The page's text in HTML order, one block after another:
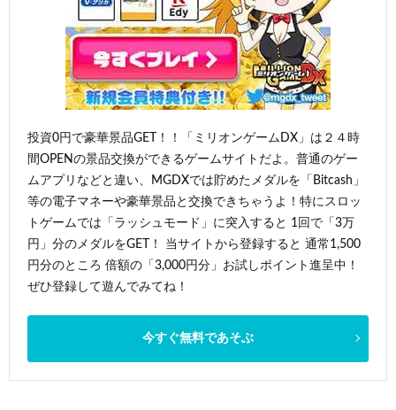
投資0円で豪華景品GET！！「ミリオンゲームDX」は２４時
間OPENの景品交換ができるゲームサイトだよ。普通のゲー
ムアプリなどと違い、MGDXでは貯めたメダルを「Bitcash」
等の電子マネーや豪華景品と交換できちゃうよ！特にスロッ
トゲームでは「ラッシュモード」に突入すると 1回で「3万
円」分のメダルをGET！ 当サイトから登録すると 通常1,500
円分のところ 倍額の「3,000円分」お試しポイント進呈中！
ぜひ登録して遊んでみてね！
今すぐ無料であそぶ